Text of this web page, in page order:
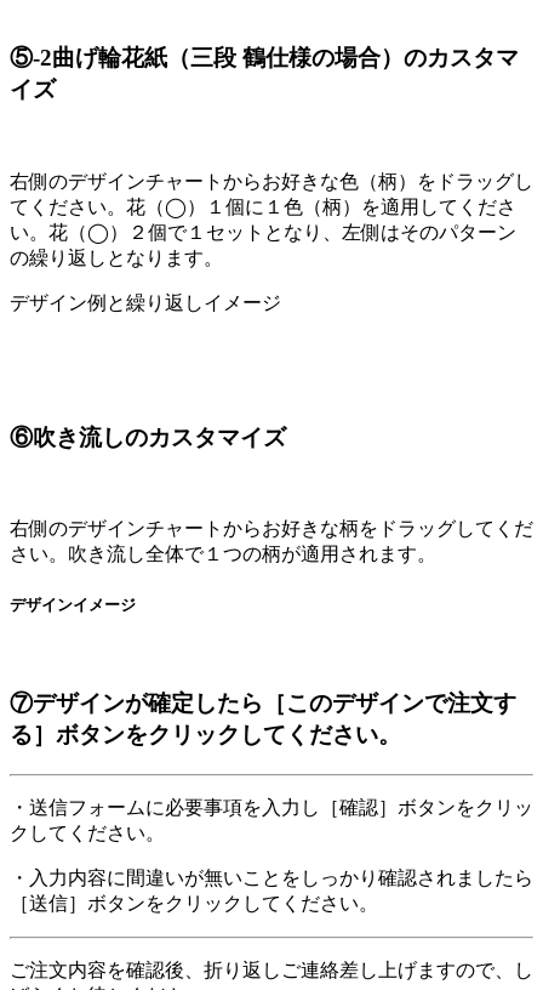
⑤-2曲げ輪花紙（三段 鶴仕様の場合）のカスタマ
イズ
右側のデザインチャートからお好きな色（柄）をドラッグし
てください。花（◯）１個に１色（柄）を適用してくださ
い。花（◯）２個で１セットとなり、左側はそのパターン
の繰り返しとなります。
デザイン例と繰り返しイメージ
⑥吹き流しのカスタマイズ
右側のデザインチャートからお好きな柄をドラッグしてくだ
さい。吹き流し全体で１つの柄が適用されます。
デザインイメージ
⑦デザインが確定したら［このデザインで注文す
る］ボタンをクリックしてください。
・送信フォームに必要事項を入力し［確認］ボタンをクリッ
クしてください。
・入力内容に間違いが無いことをしっかり確認されましたら
［送信］ボタンをクリックしてください。
ご注文内容を確認後、折り返しご連絡差し上げますので、し